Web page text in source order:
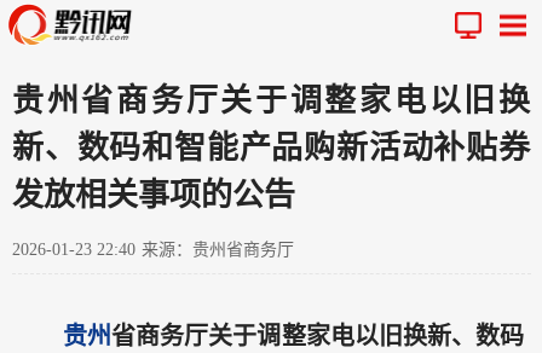
贵州省商务厅关于调整家电以旧换
新、数码和智能产品购新活动补贴券
发放相关事项的公告
2026-01-23 22:40 来源：贵州省商务厅
贵州省商务厅关于调整家电以旧换新、数码